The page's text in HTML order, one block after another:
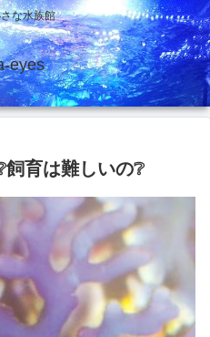
な水族館
eyes
育は難しいの❔